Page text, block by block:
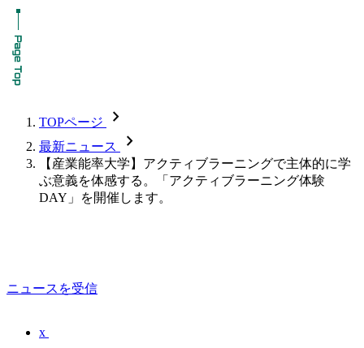
TOPページ chevron_forward
最新ニュース chevron_forward
【産業能率大学】アクティブラーニングで主体的に学
ぶ意義を体感する。「アクティブラーニング体験
DAY」を開催します。
ニュースを受信
x